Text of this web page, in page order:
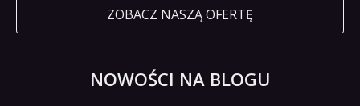
ZOBACZ NASZĄ OFERTĘ
NOWOŚCI NA BLOGU